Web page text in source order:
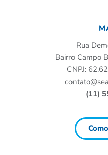
Rua
Bairro Campo
CNPJ:
(11)